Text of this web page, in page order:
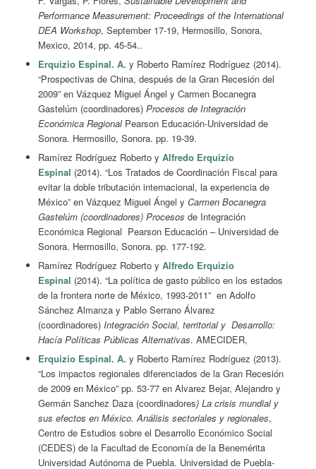
Performance Measurement: Proceedings of the International
DEA Workshop, September 17-19, Hermosillo, Sonora,
Mexico, 2014, pp. 45-54..
Erquizio Espinal. A. y Roberto Ramírez Rodríguez (2014).
“Prospectivas de China, después de la Gran Recesión del
2009” en Vázquez Miguel Ángel y Carmen Bocanegra
Gastelúm (coordinadores) Procesos de Integración
Económica RegionalPearson Educación-Universidad de
Sonora. Hermosillo, Sonora. pp. 19-39.
Ramírez Rodríguez Roberto y Alfredo Erquizio
Espinal (2014). “Los Tratados de Coordinación Fiscal para
evitar la doble tributación internacional, la experiencia de
México” en Vázquez Miguel Ángel y Carmen Bocanegra
Gastelúm (coordinadores) Procesos de Integración
Económica Regional Pearson Educación – Universidad de
Sonora. Hermosillo, Sonora. pp. 177-192.
Ramírez Rodríguez Roberto y Alfredo Erquizio
Espinal (2014). “La política de gasto público en los estados
de la frontera norte de México, 1993-2011” en Adolfo
Sánchez Almanza y Pablo Serrano Álvarez
(coordinadores) Integración Social, territorial y Desarrollo:
Hacía Políticas Públicas Alternativas. AMECIDER,
Erquizio Espinal. A. y Roberto Ramírez Rodríguez (2013).
“Los impactos regionales diferenciados de la Gran Recesión
de 2009 en México” pp. 53-77 en Alvarez Bejar, Alejandro y
Germán Sanchez Daza (coordinadores) La crisis mundial y
sus efectos en México. Análisis sectoriales y regionales,
Centro de Estudios sobre el Desarrollo Económico Social
(CEDES) de la Facultad de Economía de la Benemérita
Universidad Autónoma de Puebla. Universidad de Puebla-